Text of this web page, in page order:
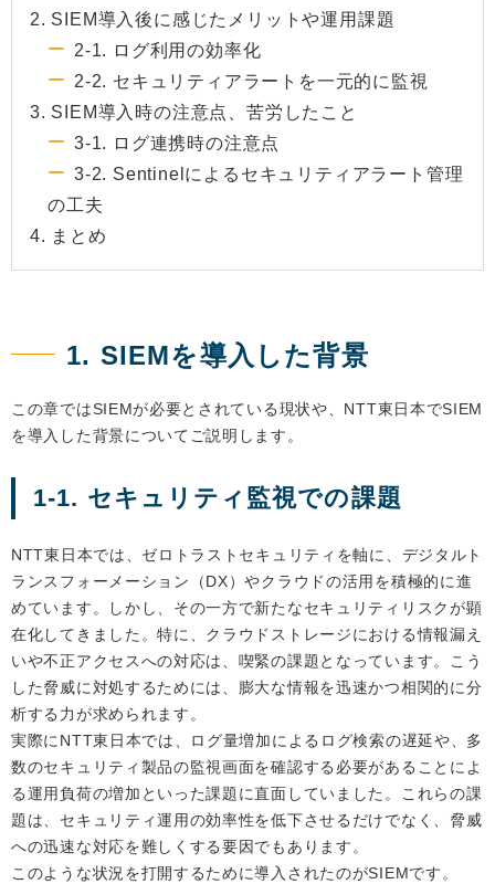
2. SIEM導入後に感じたメリットや運用課題
2-1. ログ利用の効率化
2-2. セキュリティアラートを一元的に監視
3. SIEM導入時の注意点、苦労したこと
3-1. ログ連携時の注意点
3-2. Sentinelによるセキュリティアラート管理
の工夫
4. まとめ
1. SIEMを導入した背景
この章ではSIEMが必要とされている現状や、NTT東日本でSIEM
を導入した背景についてご説明します。
1-1. セキュリティ監視での課題
NTT東日本では、ゼロトラストセキュリティを軸に、デジタルト
ランスフォーメーション（DX）やクラウドの活用を積極的に進
めています。しかし、その一方で新たなセキュリティリスクが顕
在化してきました。特に、クラウドストレージにおける情報漏え
いや不正アクセスへの対応は、喫緊の課題となっています。こう
した脅威に対処するためには、膨大な情報を迅速かつ相関的に分
析する力が求められます。
実際にNTT東日本では、ログ量増加によるログ検索の遅延や、多
数のセキュリティ製品の監視画面を確認する必要があることによ
る運用負荷の増加といった課題に直面していました。これらの課
題は、セキュリティ運用の効率性を低下させるだけでなく、脅威
への迅速な対応を難しくする要因でもあります。
このような状況を打開するために導入されたのがSIEMです。